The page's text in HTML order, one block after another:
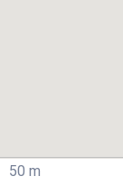
50 m